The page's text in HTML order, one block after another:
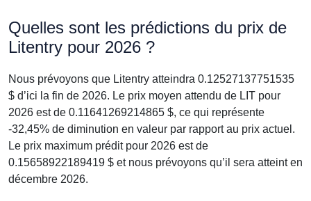
Quelles sont les prédictions du prix de
Litentry pour 2026 ?
Nous prévoyons que Litentry atteindra 0.12527137751535
$ d’ici la fin de 2026. Le prix moyen attendu de LIT pour
2026 est de 0.11641269214865 $, ce qui représente
-32,45% de diminution en valeur par rapport au prix actuel.
Le prix maximum prédit pour 2026 est de
0.15658922189419 $ et nous prévoyons qu’il sera atteint en
décembre 2026.